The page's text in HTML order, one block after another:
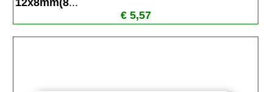
12x8mm(8...
€ 5,57